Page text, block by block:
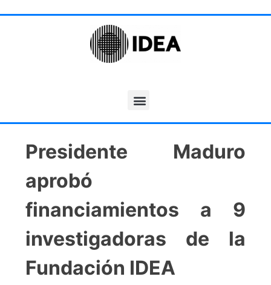
Presidente Maduro
aprobó
financiamientos a 9
investigadoras de la
Fundación IDEA